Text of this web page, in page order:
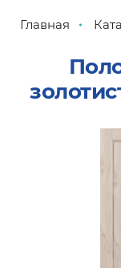
Главная